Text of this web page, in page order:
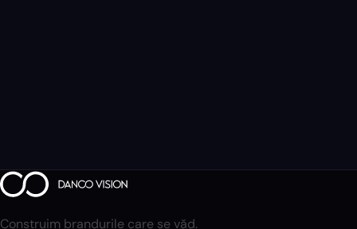
Construim brandurile care se văd.